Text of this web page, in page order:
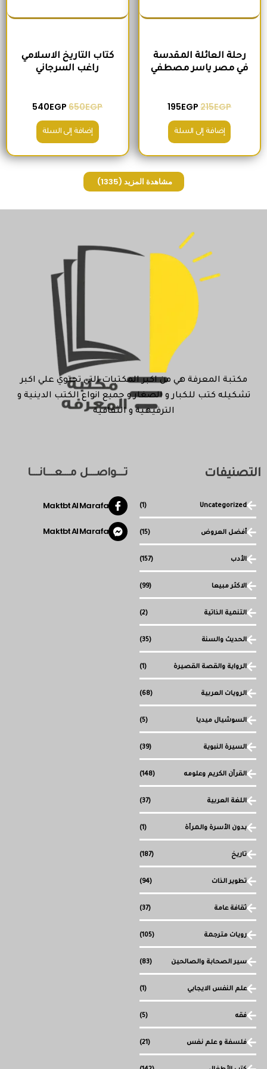
رحلة العائلة المقدسة
في مصر ياسر مصطفي
215EGP
195EGP
إضافة إلى السلة
كتاب التاريخ الاسلامي
راغب السرجاني
650EGP
540EGP
إضافة إلى السلة
مشاهدة المزيد (1335)
مكتبة المعرفة هي من اكبر المكتبات التي تحتوي علي اكبر
تشكيله كتب للكبار و الصغار و جميع انواع الكتب الدينية و
الترفيهية و الثقافية
التصنيفات
Uncategorized
(1)
أفضل العروض (15)
الأدب (157)
الاكثر مبيعا (99)
التنمية الذاتية (2)
الحديث والسنة (35)
الرواية والقصة القصيرة (1)
الرويات العربية (68)
السوشيال ميديا (5)
السيرة النبوية (39)
القرآن الكريم وعلومه (148)
اللغة العربية (37)
بدون الأسرة والمرأة (1)
تاريخ (187)
تطوير الذات (94)
ثقافة عامة (37)
رويات مترجمة (105)
سير الصحابة والصالحين (83)
علم النفس الايجابي (1)
فقه (5)
فلسفة و علم نفس (21)
تـــواصـــل مـــعـــانـــا
Maktbt Al Marafa
Maktbt Al Marafa